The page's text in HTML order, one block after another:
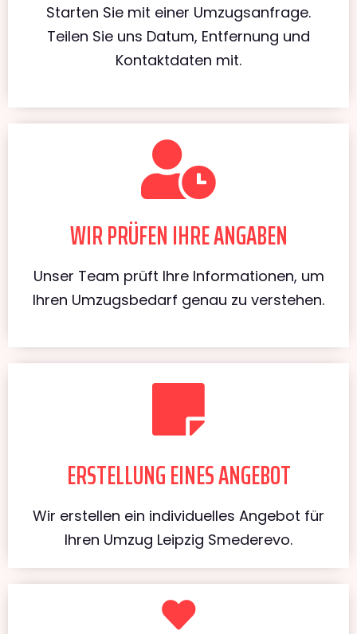
Starten Sie mit einer Umzugsanfrage.
Teilen Sie uns Datum, Entfernung und
Kontaktdaten mit.
WIR PRÜFEN IHRE ANGABEN
Unser Team prüft Ihre Informationen, um
Ihren Umzugsbedarf genau zu verstehen.
ERSTELLUNG EINES ANGEBOT
Wir erstellen ein individuelles Angebot für
Ihren Umzug Leipzig Smederevo.